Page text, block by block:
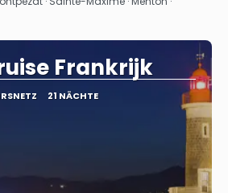
Frankrijk
21 NÄCHTE